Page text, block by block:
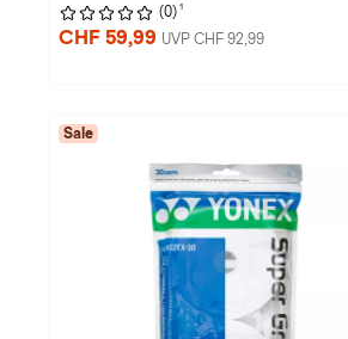
(0) 1
CHF 59,99 UVP CHF 92,99
Sale